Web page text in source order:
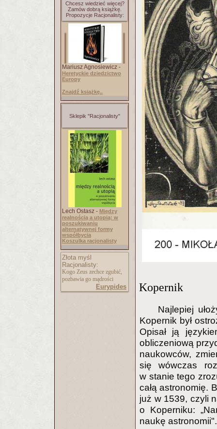
Chcesz wiedzieć więcej?
Zamów dobrą książkę.
Propozycje Racjonalisty:
Mariusz Agnosiewicz -
Heretyckie dziedzictwo
Europy
Znajdź książkę..
Sklepik "Racjonalisty"
Lech Ostasz - Między
realnością a utopią: w
poszukiwaniu
alternatywnej formy
współbycia
Koszulka racjonalisty
Złota myśl
Racjonalisty:
Kogo Zeus zechce zgubić,
pozbawia go mądrości
Eurypides Kopernik
Najlepiej
Kopernik był
Opisał ją
obliczeniową
naukowców,
się wówczas
w stanie tego
całą astronomię.
już w 1539, czyli
o Koperniku:
naukę